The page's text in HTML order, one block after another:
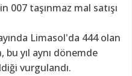
007 taşınmaz mal satışı
Limasol'da 444 olan
bu yıl aynı dönemde
vurgulandı.